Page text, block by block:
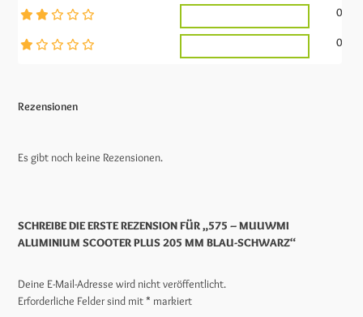
Rezensionen
Es gibt noch keine Rezensionen.
0
0
SCHREIBE DIE ERSTE REZENSION FÜR „575 – MUUWMI
ALUMINIUM SCOOTER PLUS 205 MM BLAU-SCHWARZ“
Deine E-Mail-Adresse wird nicht veröffentlicht.
Erforderliche Felder sind mit* markiert